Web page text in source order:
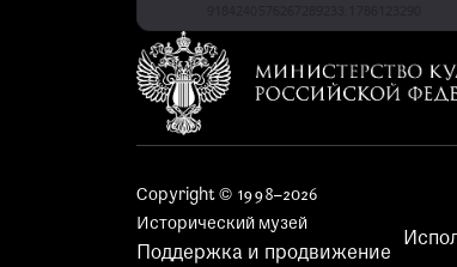
Copyright © 1998–2026
Исторический музей
Поддержка и продвижение